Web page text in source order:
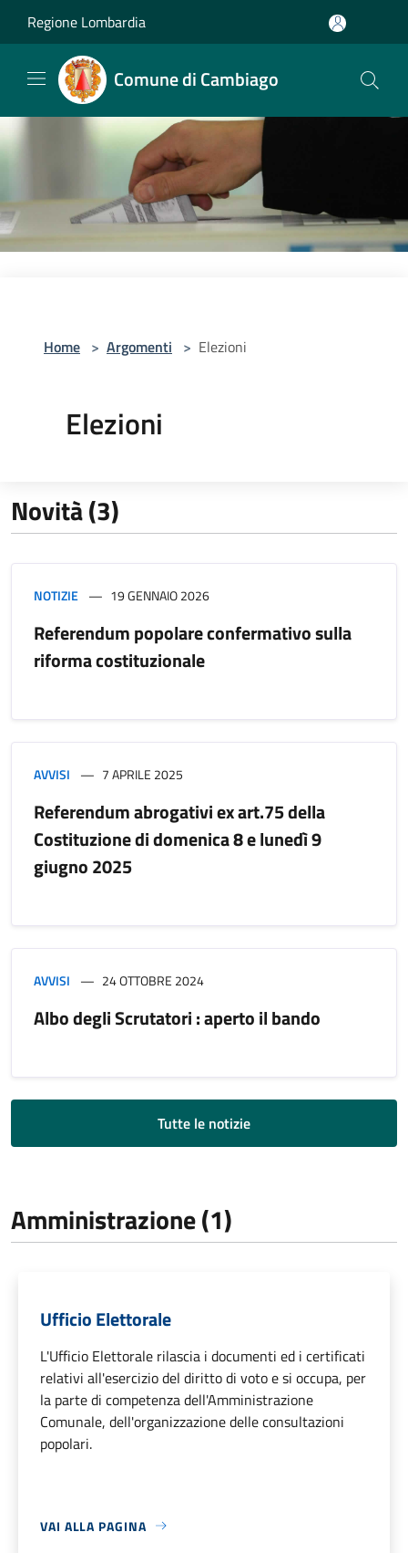
Regione Lombardia
Comune di Cambiago
Home > Argomenti > Elezioni
Elezioni
Novità (3)
NOTIZIE 19 GENNAIO 2026
Referendum popolare confermativo sulla
riforma costituzionale
AVVISI 7 APRILE 2025
Referendum abrogativi ex art.75 della
Costituzione di domenica 8 e lunedì 9
giugno 2025
AVVISI 24 OTTOBRE 2024
Albo degli Scrutatori : aperto il bando
Tutte le notizie
Amministrazione (1)
Ufficio Elettorale
L'Ufficio Elettorale rilascia i documenti ed i certificati
relativi all'esercizio del diritto di voto e si occupa, per
la parte di competenza dell'Amministrazione
Comunale, dell'organizzazione delle consultazioni
popolari.
VAI ALLA PAGINA